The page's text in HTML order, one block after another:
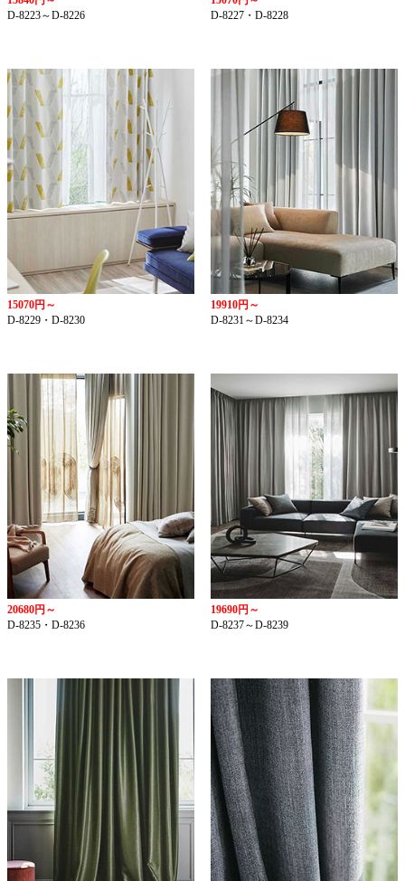
D-8223～D-8226
D-8227・D-8228
15070円～
D-8229・D-8230
19910円～
D-8231～D-8234
20680円～
D-8235・D-8236
19690円～
D-8237～D-8239